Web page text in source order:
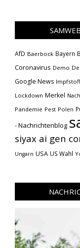
AfD Baerbock Bayern
Coronavirus Demo
Google News
Lockdown Merkel
Pandemie Pest Polen
- Nachrichtenblog
siyax ai gen
Ungarn USA US Wahl